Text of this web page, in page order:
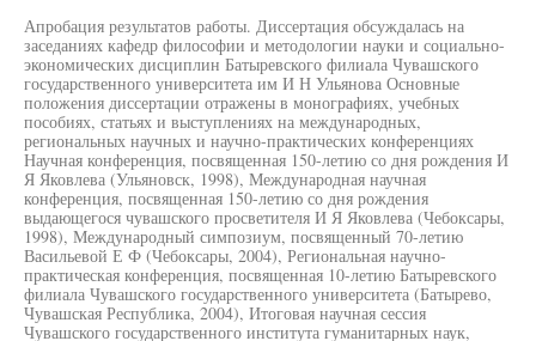
Апробация результатов работы. Диссертация обсуждалась на
заседаниях кафедр философии и методологии науки и социально-
экономических дисциплин Батыревского филиала Чувашского
государственного университета им И Н Ульянова Основные
положения диссертации отражены в монографиях, учебных
пособиях, статьях и выступлениях на международных,
региональных научных и научно-практических конференциях
Научная конференция, посвященная 150-летию со дня рождения И
Я Яковлева (Ульяновск, 1998), Международная научная
конференция, посвященная 150-летию со дня рождения
выдающегося чувашского просветителя И Я Яковлева (Чебоксары,
1998), Международный симпозиум, посвященный 70-летию
Васильевой Е Ф (Чебоксары, 2004), Региональная научно-
практическая конференция, посвященная 10-летию Батыревского
филиала Чувашского государственного университета (Батырево,
Чувашская Республика, 2004), Итоговая научная сессия
Чувашского государственного института гуманитарных наук,